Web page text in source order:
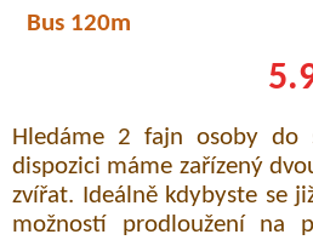
Bus 120m
Hledáme 2 fajn osoby do
dispozici máme zařízený
zvířat. Ideálně kdybyste se
možností prodloužení na